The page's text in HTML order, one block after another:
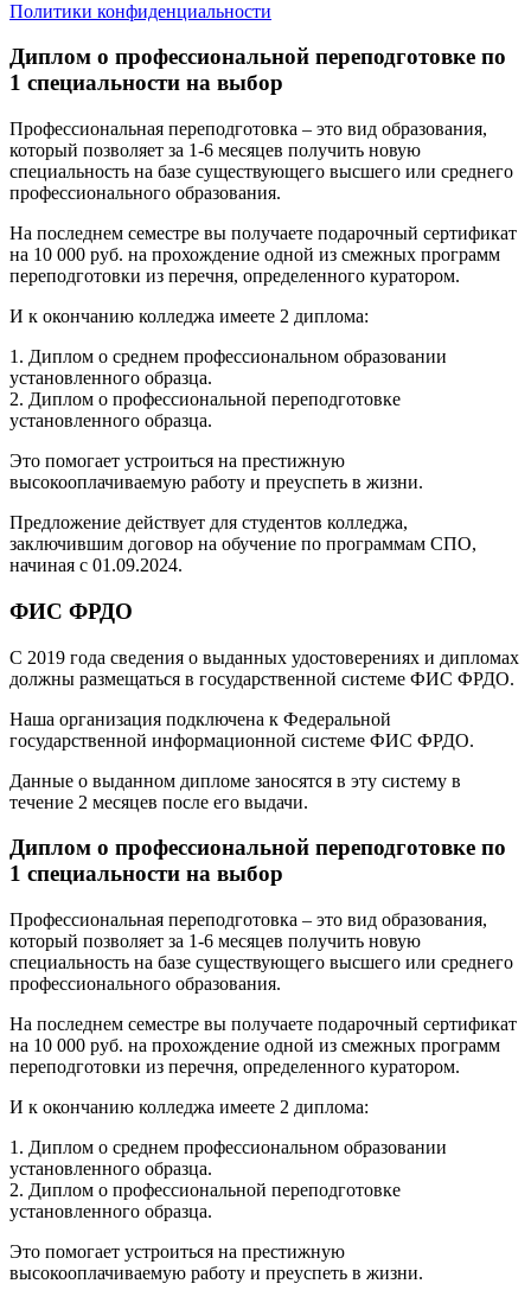
Политики конфиденциальности
Диплом о профессиональной переподготовке по
1 специальности на выбор
Профессиональная переподготовка – это вид образования,
который позволяет за 1-6 месяцев получить новую
специальность на базе существующего высшего или среднего
профессионального образования.
На последнем семестре вы получаете подарочный сертификат
на 10 000 руб. на прохождение одной из смежных программ
переподготовки из перечня, определенного куратором.
И к окончанию колледжа имеете 2 диплома:
1. Диплом о среднем профессиональном образовании
установленного образца.
2. Диплом о профессиональной переподготовке
установленного образца.
Это помогает устроиться на престижную
высокооплачиваемую работу и преуспеть в жизни.
Предложение действует для студентов колледжа,
заключившим договор на обучение по программам СПО,
начиная с 01.09.2024.
ФИС ФРДО
С 2019 года сведения о выданных удостоверениях и дипломах
должны размещаться в государственной системе ФИС ФРДО.
Наша организация подключена к Федеральной
государственной информационной системе ФИС ФРДО.
Данные о выданном дипломе заносятся в эту систему в
течение 2 месяцев после его выдачи.
Диплом о профессиональной переподготовке по
1 специальности на выбор
Профессиональная переподготовка – это вид образования,
который позволяет за 1-6 месяцев получить новую
специальность на базе существующего высшего или среднего
профессионального образования.
На последнем семестре вы получаете подарочный сертификат
на 10 000 руб. на прохождение одной из смежных программ
переподготовки из перечня, определенного куратором.
И к окончанию колледжа имеете 2 диплома:
1. Диплом о среднем профессиональном образовании
установленного образца.
2. Диплом о профессиональной переподготовке
установленного образца.
Это помогает устроиться на престижную
высокооплачиваемую работу и преуспеть в жизни.